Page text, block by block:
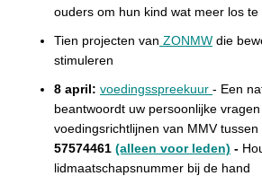
ouders om hun kind wat meer los te
Tien projecten van ZONMW die
stimuleren
8 april: voedingsspreekuur - Een
beantwoordt uw persoonlijke
voedingsrichtlijnen van MMV tussen
57574461 (alleen voor leden) - H
lidmaatschapsnummer bij de hand